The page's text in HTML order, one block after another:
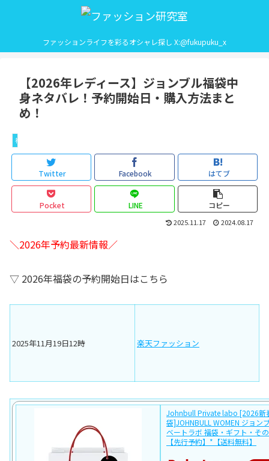
ファッションライフを彩るオシャレ探し X:@fukupuku_x
【2026年レディース】ジョンブル福袋中
身ネタバレ！予約開始日・購入方法まと
め！
福袋レディース
Twitter Facebook はてブ
Pocket LINE コピー
2025.11.17 2024.08.17
＼2026年予約最新情報／
▽ 2026年福袋の予約開始日はこちら
2025年11月19日12時 楽天ファッション
Johnbull Private labo [2026新
袋]JOHNBULL WOMEN ジョン
ベートラボ 福袋・ギフト・そ
【先行予約】*【送料無料】